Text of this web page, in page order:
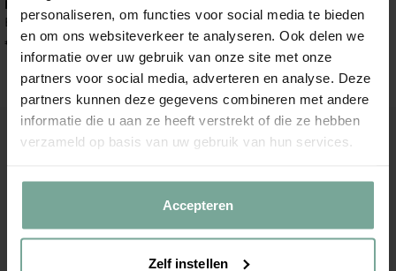
personaliseren, om functies voor social media te bieden
en om ons websiteverkeer te analyseren. Ook delen we
informatie over uw gebruik van onze site met onze
partners voor social media, adverteren en analyse. Deze
partners kunnen deze gegevens combineren met andere
informatie die u aan ze heeft verstrekt of die ze hebben
verzameld op basis van uw gebruik van hun services.
Accepteren
Zelf instellen
Mustang
Enkellaarsjes
€ 79 ,99
Sneakers
€ 69,99